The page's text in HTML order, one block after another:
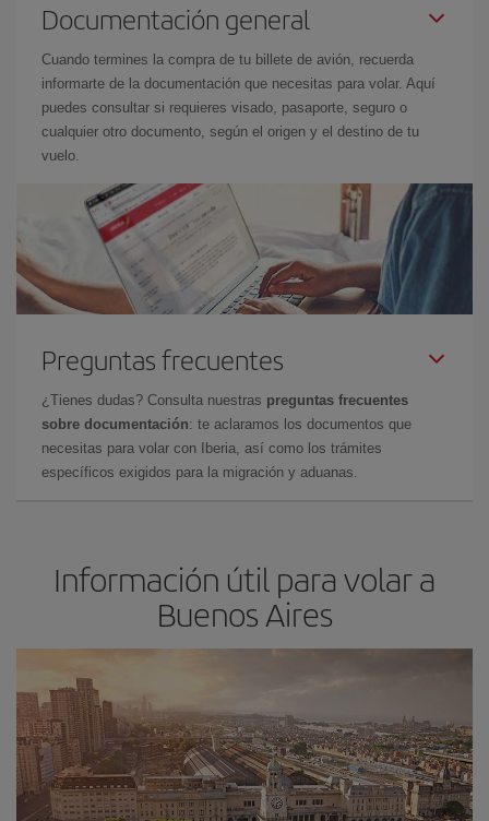
Documentación general
Cuando termines la compra de tu billete de avión, recuerda
informarte de la documentación que necesitas para volar. Aquí
puedes consultar si requieres visado, pasaporte, seguro o
cualquier otro documento, según el origen y el destino de tu
vuelo.
Preguntas frecuentes
¿Tienes dudas? Consulta nuestras preguntas frecuentes
sobre documentación: te aclaramos los documentos que
necesitas para volar con Iberia, así como los trámites
específicos exigidos para la migración y aduanas.
Información útil para volar a
Buenos Aires